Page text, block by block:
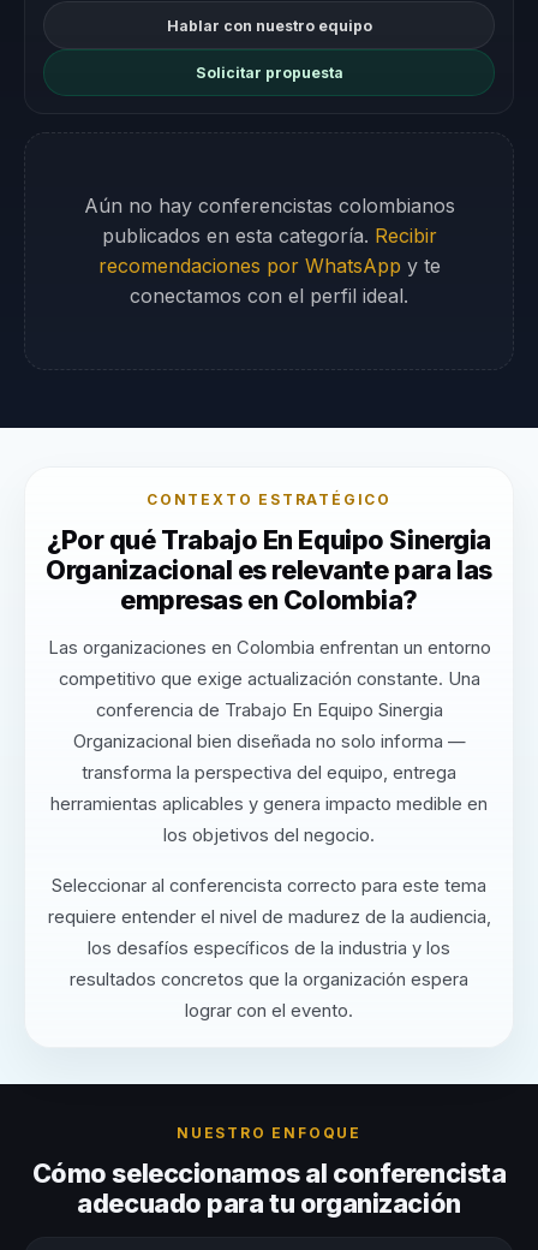
Hablar con nuestro equipo
Solicitar propuesta
Aún no hay conferencistas colombianos
publicados en esta categoría. Recibir
recomendaciones por WhatsApp y te
conectamos con el perfil ideal.
CONTEXTO ESTRATÉGICO
¿Por qué Trabajo En Equipo Sinergia
Organizacional es relevante para las
empresas en Colombia?
Las organizaciones en Colombia enfrentan un entorno
competitivo que exige actualización constante. Una
conferencia de Trabajo En Equipo Sinergia
Organizacional bien diseñada no solo informa —
transforma la perspectiva del equipo, entrega
herramientas aplicables y genera impacto medible en
los objetivos del negocio.
Seleccionar al conferencista correcto para este tema
requiere entender el nivel de madurez de la audiencia,
los desafíos específicos de la industria y los
resultados concretos que la organización espera
lograr con el evento.
NUESTRO ENFOQUE
Cómo seleccionamos al conferencista
adecuado para tu organización